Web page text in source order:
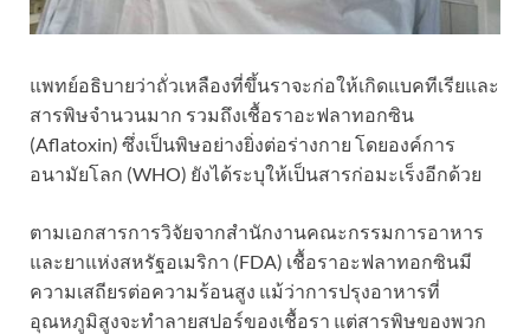
แพทย์อธิบายว่าถั่วเหลืองที่ขึ้นราจะก่อให้เกิดแบคทีเรียและ
สารพิษจำนวนมาก รวมถึงเชื้อราอะฟลาทอกซิน
(Aflatoxin) ซึ่งเป็นพิษอย่างยิ่งต่อร่างกาย โดยองค์การ
อนามัยโลก (WHO) ยังได้ระบุให้เป็นสารก่อมะเร็งอีกด้วย
ตามเอกสารการวิจัยจากสำนักงานคณะกรรมการอาหาร
และยาแห่งสหรัฐอเมริกา (FDA) เชื้อราอะฟลาทอกซินมี
ความเสถียรต่อความร้อนสูง แม้ว่าการปรุงอาหารที่
อุณหภูมิสูงจะทำลายสปอร์ของเชื้อรา แต่สารพิษของพวก